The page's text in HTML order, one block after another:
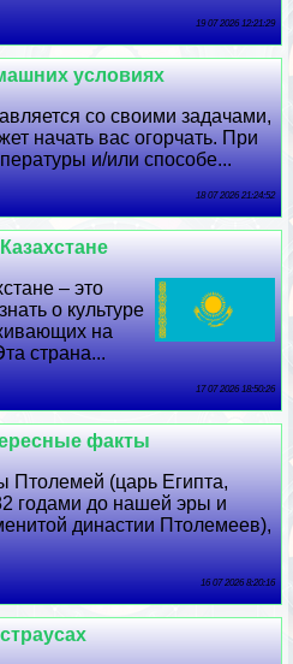
19 07 2026 12:21:29
условиях
со своими задачами,
начать вас огорчать. При
и/или способе...
18 07 2026 21:24:52
– это
о культуре
на
страна...
17 07 2026 18:50:26
факты
Птолемей (царь Египта,
годами до нашей эры и
династии Птолемеев),
16 07 2026 8:20:16